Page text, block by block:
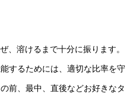
、溶けるまで十分に振ります。
するためには、適切な比率を守
前、最中、直後などお好きなタ